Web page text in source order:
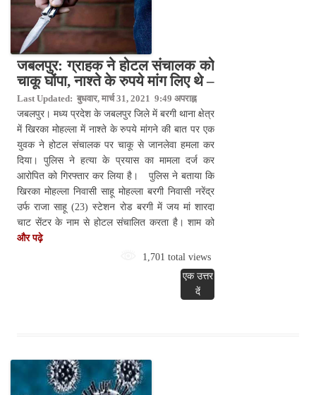
जबलपुर: ग्राहक ने होटल संचालक को
चाकू घोंपा, नाश्ते के रुपये मांग लिए थे –
Last Updated: बुधवार, मार्च 31, 2021 9:49 अपराह्न
जबलपुर। मध्य प्रदेश के जबलपुर जिले में बरगी थाना क्षेत्र
में खिरका मोहल्ला में नाश्ते के रुपये मांगने की बात पर एक
युवक ने होटल संचालक पर चाकू से जानलेवा हमला कर
दिया। पुलिस ने हत्या के प्रयास का मामला दर्ज कर
आरोपित को गिरफ्तार कर लिया है। पुलिस ने बताया कि
खिरका मोहल्ला निवासी साहू मोहल्ला बरगी निवासी नरेंद्र
उर्फ राजा साहू (23) स्टेशन रोड बरगी में जय मां शारदा
चाट सेंटर के नाम से होटल संचालित करता है। शाम को
और पढ़े
1,701 total views
एक उत्तर
दें